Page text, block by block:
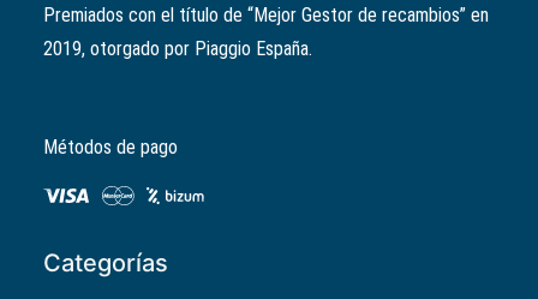
Premiados con el título de “Mejor Gestor de recambios” en
2019, otorgado por Piaggio España.
Métodos de pago
Categorías